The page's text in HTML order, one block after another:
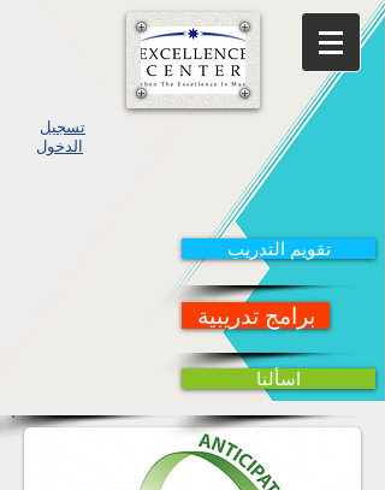
تسجيل
الدخول
تقويم التدريب
برامج تدريبية
اسألنا